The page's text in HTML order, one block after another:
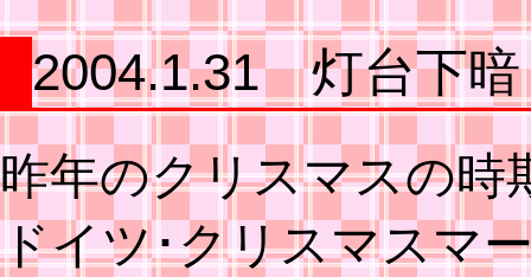
2004.1.31 灯台下暗
昨年のクリスマスの時
ドイツ･クリスマスマ